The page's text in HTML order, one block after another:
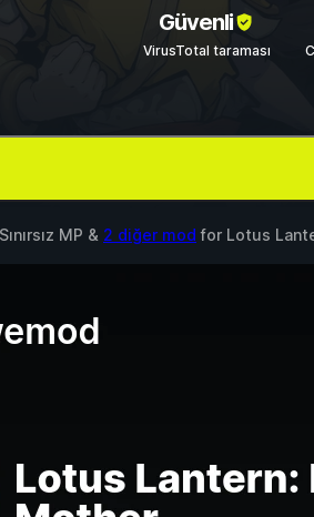
Güvenli
VirusTotal taraması
MP & 2 diğer mod for Lotus